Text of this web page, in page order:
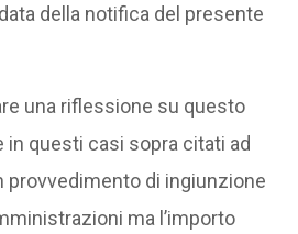
della notifica del presente
una riflessione su questo
in questi casi sopra citati ad
provvedimento di ingiunzione
ma l’importo